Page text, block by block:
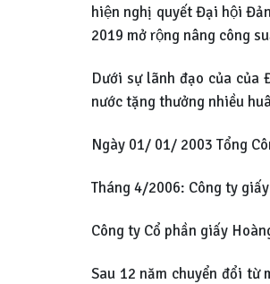
hiện nghị quyết Đại hội
2019 mở rộng nâng công
Dưới sự lãnh đạo của của
nước tặng thưởng nhiều
Ngày 01/ 01/ 2003 Tổng
Tháng 4/2006: Công ty
Công ty Cổ phần giấy
Sau 12 năm chuyển đổi từ